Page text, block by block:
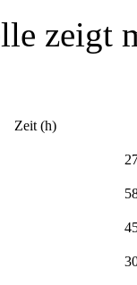
zeigt
Zeit (h)